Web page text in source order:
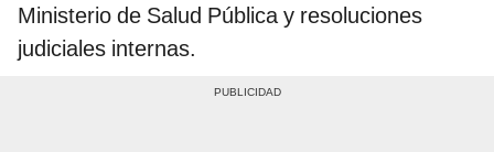
Ministerio de Salud Pública y resoluciones
judiciales internas.